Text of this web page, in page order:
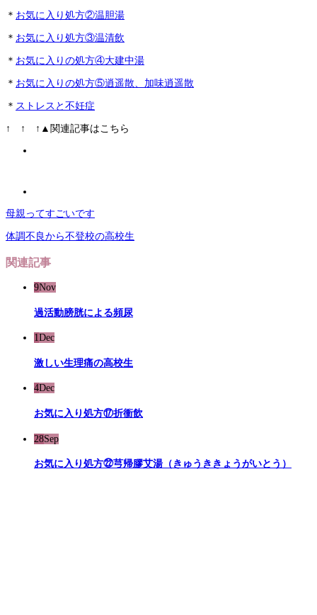
＊ お気に入り処方②温胆湯
＊ お気に入り処方③温清飲
＊ お気に入りの処方④大建中湯
＊ お気に入りの処方⑤逍遥散、加味逍遥散
＊ ストレスと不妊症
↑ ↑ ↑▲関連記事はこちら
母親ってすごいです
体調不良から不登校の高校生
関連記事
9Nov
過活動膀胱による頻尿
1Dec
激しい生理痛の高校生
4Dec
お気に入り処方⑰折衝飲
28Sep
お気に入り処方㉒芎帰膠艾湯（きゅうききょうがいとう）